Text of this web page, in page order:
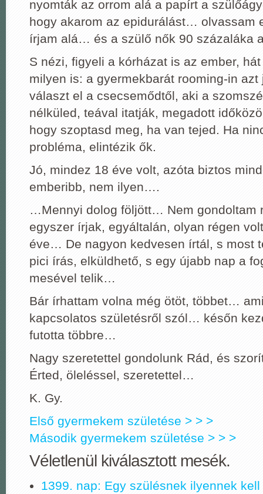
nyomták az orrom alá a papírt a
hogy akarom az epidurálást… olvassam
írjam alá… és a szülő nők 90 százaláka
S nézi, figyeli a kórházat is az ember,
milyen is: a gyermekbarát rooming-in azt
választ el a csecsemődtől, aki a
nélküled, teával itatják, megadott
hogy szoptasd meg, ha van tejed. Ha
probléma, elintézik ők.
Jó, mindez 18 éve volt, azóta biztos
emberibb, nem ilyen….
…Mennyi dolog följött… Nem gondoltam
egyszer írjak, egyáltalán, olyan régen
éve… De nagyon kedvesen írtál, s most
pici írás, elküldhető, s egy újabb nap a
mesével telik…
Bár írhattam volna még ötöt, többet…
kapcsolatos születésről szól… későn
futotta többre…
Nagy szeretettel gondolunk Rád, és
Érted, öleléssel, szeretettel…
K. Gy.
Első gyermekem születése > > >
Második gyermekem születése > > >
Véletlenül kiválasztott mesék.
1399. nap: Egy szülésnek ilyennek